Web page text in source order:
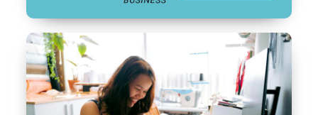
Mental Health, and
Wellness